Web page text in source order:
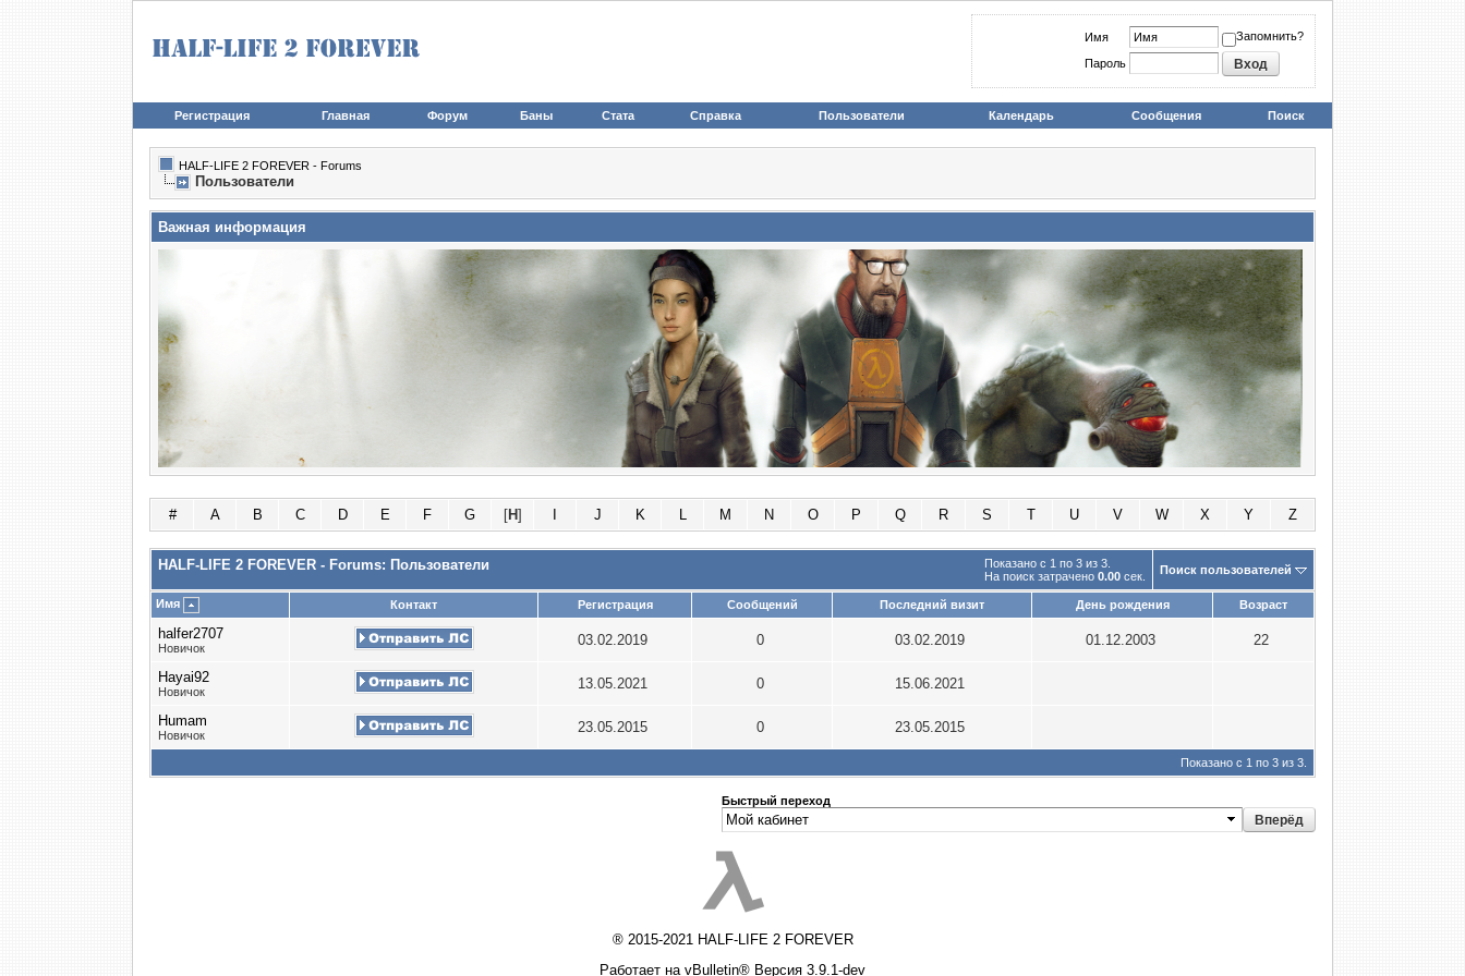
Имя Запомнить?
Пароль
Регистрация Главная Форум Баны Стата Справка Пользователи Календарь Сообщения Поиск
HALF-LIFE 2 FOREVER - Forums
Пользователи
Важная информация
# A B C D E F G [H] J K L M N O P Q R S T U V W X Y Z
Показано с 1 по 3 из 3.
На поиск затрачено 0.00 сек.
HALF-LIFE 2 FOREVER - Forums: Пользователи Поиск пользователей
Имя Контакт Регистрация Сообщений Последний визит День рождения Возраст
halfer2707
Новичок 03.02.2019 0 03.02.2019 01.12.2003 22
Hayai92
Новичок 13.05.2021 0 15.06.2021
Humam
Новичок 23.05.2015 0 23.05.2015
Показано с 1 по 3 из 3.
Быстрый переход
® 2015-2021 HALF-LIFE 2 FOREVER
Работает на vBulletin® Версия 3.9.1-dev